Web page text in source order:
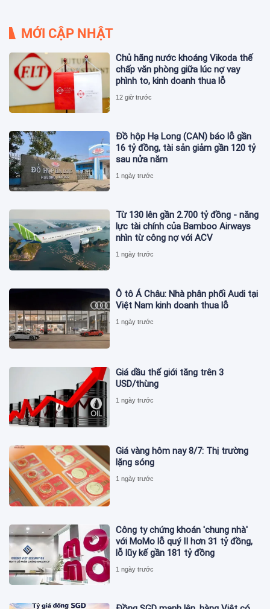
MỚI CẬP NHẬT
Chủ hãng nước khoáng Vikoda thế
chấp văn phòng giữa lúc nợ vay
phình to, kinh doanh thua lỗ
12 giờ trước
Đồ hộp Hạ Long (CAN) báo lỗ gần
16 tỷ đồng, tài sản giảm gần 120 tỷ
sau nửa năm
1 ngày trước
Từ 130 lên gần 2.700 tỷ đồng - năng
lực tài chính của Bamboo Airways
nhìn từ công nợ với ACV
1 ngày trước
Ô tô Á Châu: Nhà phân phối Audi tại
Việt Nam kinh doanh thua lỗ
1 ngày trước
Giá dầu thế giới tăng trên 3
USD/thùng
1 ngày trước
Giá vàng hôm nay 8/7: Thị trường
lặng sóng
1 ngày trước
Công ty chứng khoán 'chung nhà'
với MoMo lỗ quý II hơn 31 tỷ đồng,
lỗ lũy kế gần 181 tỷ đồng
1 ngày trước